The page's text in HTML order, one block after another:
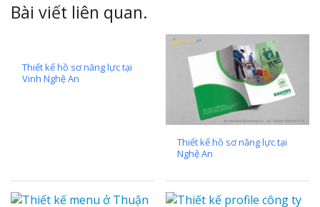
Bài viết liên quan.
Thiết kế hồ sơ năng lực tại
Vinh Nghệ An
Thiết kế hồ sơ năng lực tại
Nghệ An